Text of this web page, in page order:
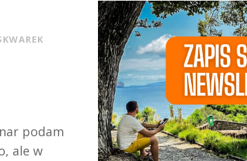
podam
ale w